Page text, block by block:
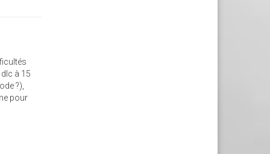
à 15
?),
pour